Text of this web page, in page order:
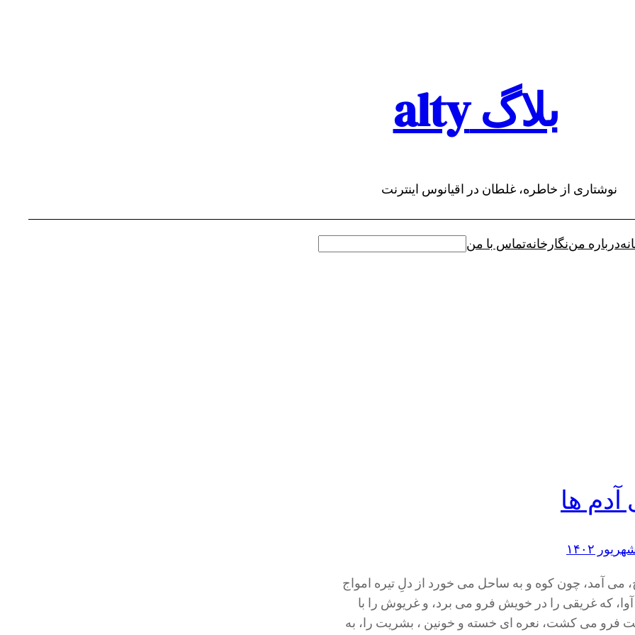
بلاگ alty
نوشتاری از خاطره، غلطان در اقیانوس اینترنت
درباره مننگارخانهتماس با من
آدم ها
می آمد، چون کوه و به ساحل می خورد از دلِ تیره امواج
آوا، که غریقی را در خویش فرو می برد، و غریوش را با
فرو می کشت، نعره ای خسته و خونین ، بشریت را، به